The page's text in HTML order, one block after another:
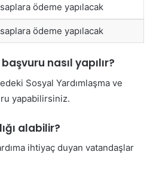
ödeme yapılacak
ödeme yapılacak
nasıl yapılır?
Sosyal Yardımlaşma ve
yapabilirsiniz.
alabilir?
ihtiyaç duyan vatandaşlar